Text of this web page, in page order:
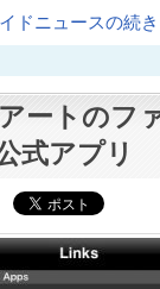
ドニュースの続
ートのフ
式アプリ